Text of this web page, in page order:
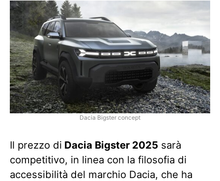
Dacia Bigster concept
Il prezzo di Dacia Bigster 2025 sarà
competitivo, in linea con la filosofia di
accessibilità del marchio Dacia, che ha